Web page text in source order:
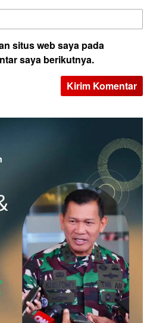
situs web saya pada
saya berikutnya.